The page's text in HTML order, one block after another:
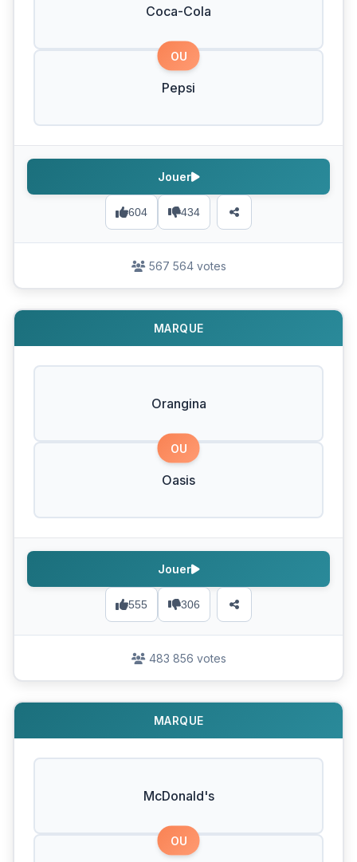
Coca-Cola
OU
Pepsi
604 434
Jouer
567 564 votes
MARQUE
Orangina
OU
Oasis
555 306
Jouer
483 856 votes
MARQUE
McDonald's
OU